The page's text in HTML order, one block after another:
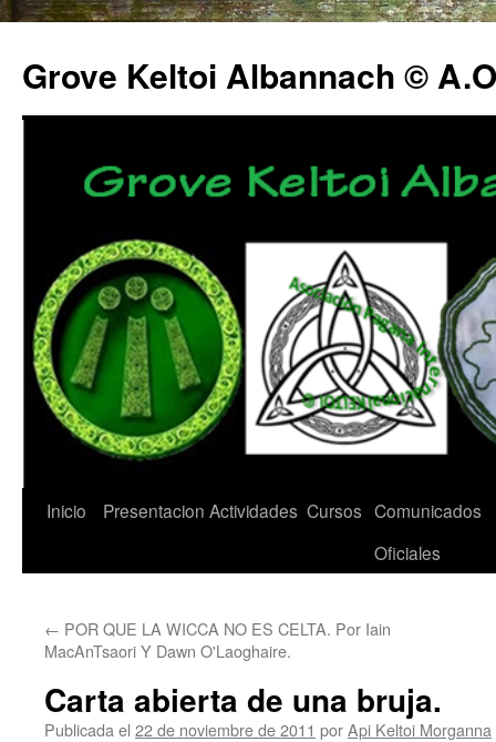
Grove Keltoi Albannach ©
Saltar
Inicio Presentacion Actividades Cursos Comunicados
Oficiales
← POR QUE LA WICCA NO ES CELTA. Por Iain
MacAnTsaori Y Dawn O'Laoghaire.
Carta abierta de una bruja.
Publicada el 22 de noviembre de 2011 porApi Keltoi Morganna